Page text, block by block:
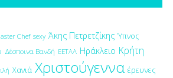
Chef sexy Άκης Πετρετζίκης Ύπνος
Δέσποινα Βανδή ΕΕΤΑΑ Ηράκλειο Κρήτη
Χανιά Χριστούγεννα έρευνες